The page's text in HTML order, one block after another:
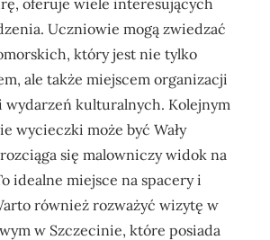
Uczniowie mogą zwiedzać
który jest nie tylko
ale także miejscem organizacji
wydarzeń kulturalnych. Kolejnym
wycieczki może być Wały
się malowniczy widok na
idealne miejsce na spacery i
również rozważyć wizytę w
w Szczecinie, które posiada